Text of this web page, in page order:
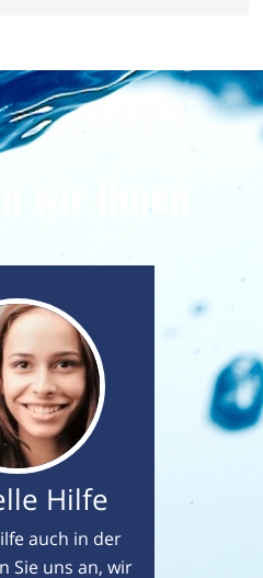
wir Ihnen
Hilfe
auch in der
Sie uns an, wir